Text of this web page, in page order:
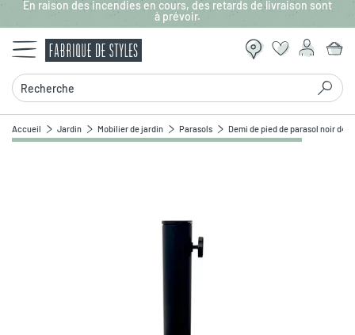
Aller au contenu principal
En raison des incendies en cours, des retards de livraison sont
à prévoir.
Recherche
Accueil Jardin Mobilier de jardin Parasols Demi de pied de parasol noir